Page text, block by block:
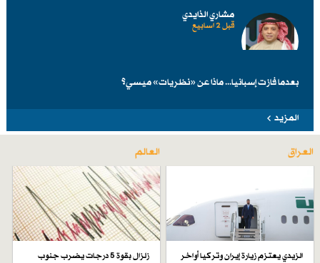
مشاري الذايدي
قبل 2 اسابیع
بعدما فازت إسبانيا... ماذا عن «نظريات» ميسي؟
المزيد
العراق
الزيدي يعتزم زيارة إيران وتركيا أواخر
العالم
زلزال بقوة 5 درجات يضرب جنوب